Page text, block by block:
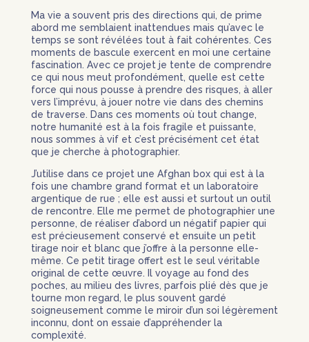
Ma vie a souvent pris des directions qui, de prime
abord me semblaient inattendues mais qu’avec le
temps se sont révélées tout à fait cohérentes. Ces
moments de bascule exercent en moi une certaine
fascination. Avec ce projet je tente de comprendre
ce qui nous meut profondément, quelle est cette
force qui nous pousse à prendre des risques, à aller
vers l’imprévu, à jouer notre vie dans des chemins
de traverse. Dans ces moments où tout change,
notre humanité est à la fois fragile et puissante,
nous sommes à vif et c’est précisément cet état
que je cherche à photographier.
J’utilise dans ce projet une Afghan box qui est à la
fois une chambre grand format et un laboratoire
argentique de rue ; elle est aussi et surtout un outil
de rencontre. Elle me permet de photographier une
personne, de réaliser d’abord un négatif papier qui
est précieusement conservé et ensuite un petit
tirage noir et blanc que j’offre à la personne elle-
même. Ce petit tirage offert est le seul véritable
original de cette œuvre. Il voyage au fond des
poches, au milieu des livres, parfois plié dès que je
tourne mon regard, le plus souvent gardé
soigneusement comme le miroir d’un soi légèrement
inconnu, dont on essaie d’appréhender la
complexité.